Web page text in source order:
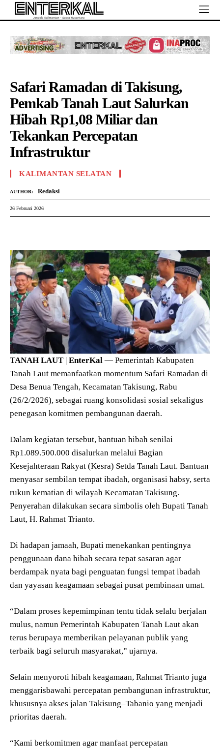
Safari Ramadan di Takisung,
Pemkab Tanah Laut Salurkan
Hibah Rp1,08 Miliar dan
Tekankan Percepatan
Infrastruktur
KALIMANTAN SELATAN
AUTHOR: Redaksi
26 Februari 2026
TANAH LAUT | EnterKal — Pemerintah Kabupaten
Tanah Laut memanfaatkan momentum Safari Ramadan di
Desa Benua Tengah, Kecamatan Takisung, Rabu
(26/2/2026), sebagai ruang konsolidasi sosial sekaligus
penegasan komitmen pembangunan daerah.
Dalam kegiatan tersebut, bantuan hibah senilai
Rp1.089.500.000 disalurkan melalui Bagian
Kesejahteraan Rakyat (Kesra) Setda Tanah Laut. Bantuan
menyasar sembilan tempat ibadah, organisasi habsy, serta
rukun kematian di wilayah Kecamatan Takisung.
Penyerahan dilakukan secara simbolis oleh Bupati Tanah
Laut, H. Rahmat Trianto.
Di hadapan jamaah, Bupati menekankan pentingnya
penggunaan dana hibah secara tepat sasaran agar
berdampak nyata bagi penguatan fungsi tempat ibadah
dan yayasan keagamaan sebagai pusat pembinaan umat.
“Dalam proses kepemimpinan tentu tidak selalu berjalan
mulus, namun Pemerintah Kabupaten Tanah Laut akan
terus berupaya memberikan pelayanan publik yang
terbaik bagi seluruh masyarakat,” ujarnya.
Selain menyoroti hibah keagamaan, Rahmat Trianto juga
menggarisbawahi percepatan pembangunan infrastruktur,
khususnya akses jalan Takisung–Tabanio yang menjadi
prioritas daerah.
“Kami berkomitmen agar manfaat percepatan